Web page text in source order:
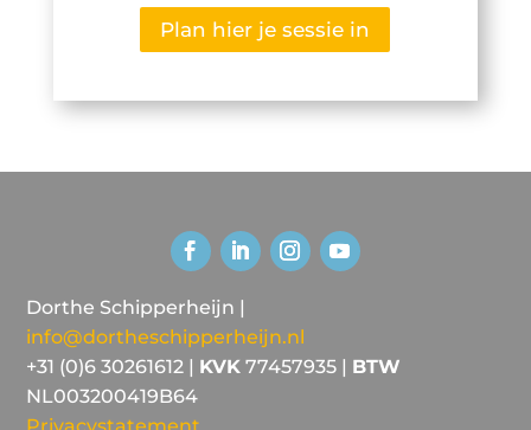
Plan hier je sessie in
Dorthe Schipperheijn |
info@dortheschipperheijn.nl
+31 (0)6 30261612 | KVK 77457935 | BTW
NL003200419B64